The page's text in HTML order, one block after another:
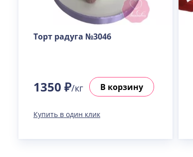
Торт радуга №3046
1350 ₽/кг В корзину
Купить в один клик